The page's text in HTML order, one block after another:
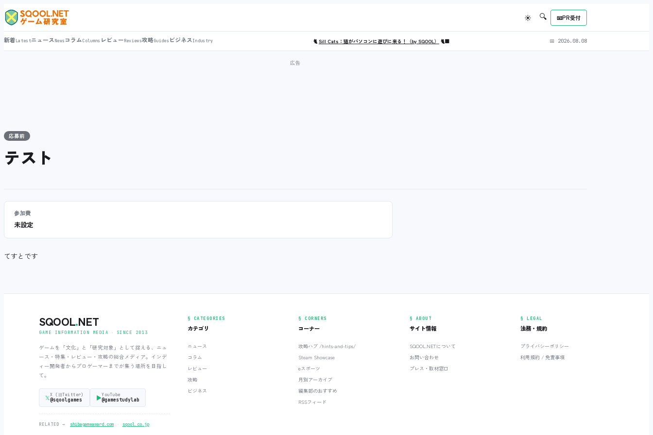
☀ 🔍 📧PR受付
新着LatestニュースNews コラムColumns レビューReviews攻略Guides ビジネスIndustry 🐈Sill Cats：猫がパソコンに遊びに来る！（by SQOOL） 🐈‍⬛ 📅 2026.08.08
応募前
テスト
参加費
未設定
てすとです
SQOOL.NET
GAME INFORMATION MEDIA ‧ SINCE 2013
ゲームを「文化」と「研究対象」として捉える、ニュ
ース・特集・レビュー・攻略の総合メディア。インデ
ィー開発者からプロゲーマーまでが集う場所を目指し
て。
𝕏X (旧Twitter)
@sqoolgames ▶YouTube
@gamestudylab
RELATED → shibagameaward.com ‧ sqool.co.jp
§ CATEGORIES
カテゴリ
ニュース
コラム
レビュー
攻略
ビジネス
§ CORNERS
コーナー
攻略ハブ /hints-and-tips/
Steam Showcase
eスポーツ
月別アーカイブ
編集部のおすすめ
RSSフィード
§ ABOUT
サイト情報
SQOOL.NETについて
お問い合わせ
プレス・取材窓口
§ LEGAL
法務・規約
プライバシーポリシー
利用規約 / 免責事項